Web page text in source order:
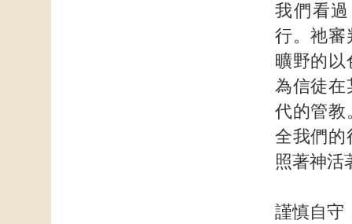
我們看
行。祂審
曠野的以
為信徒在
代的管教
全我們的
照著神活
謹慎自守